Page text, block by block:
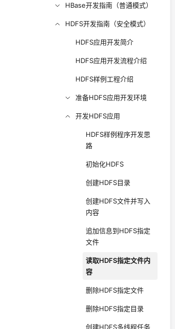
HBase开发指南（普通模式）
HDFS开发指南（安全模式）
HDFS应用开发简介
HDFS应用开发流程介绍
HDFS样例工程介绍
准备HDFS应用开发环境
开发HDFS应用
HDFS样例程序开发思
路
初始化HDFS
创建HDFS目录
创建HDFS文件并写入
内容
追加信息到HDFS指定
文件
读取HDFS指定文件内
容
删除HDFS指定文件
删除HDFS指定目录
创建HDFS多线程任务